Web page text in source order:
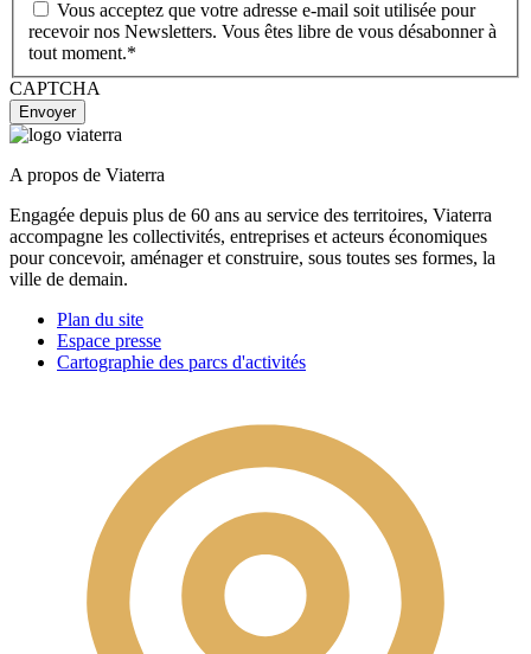
Vous acceptez que votre adresse e-mail soit utilisée pour
recevoir nos Newsletters. Vous êtes libre de vous désabonner à
tout moment.*
CAPTCHA
A propos de Viaterra
Engagée depuis plus de 60 ans au service des territoires, Viaterra
accompagne les collectivités, entreprises et acteurs économiques
pour concevoir, aménager et construire, sous toutes ses formes, la
ville de demain.
Plan du site
Espace presse
Cartographie des parcs d'activités